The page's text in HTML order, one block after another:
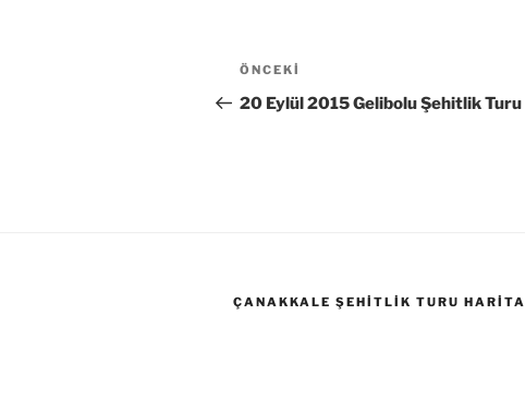
Yazı
gezinmesi
Önceki
Yazı
ÖNCEKI
20 Eylül 2015 Gelibolu Şehitlik Turu
ÇANAKKALE ŞEHITLIK TURU HARITA